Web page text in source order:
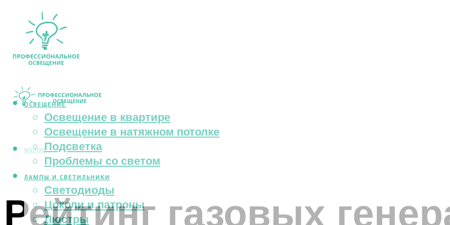
ОСВЕЩЕНИЕ
Освещение в квартире
Освещение в натяжном потолке
Подсветка
Проблемы со светом
ЛАМПЫ И СВЕТИЛЬНИКИ
Светодиоды
Цоколи и патроны
Люстры
МЕНЮ
Рейтинг газовых